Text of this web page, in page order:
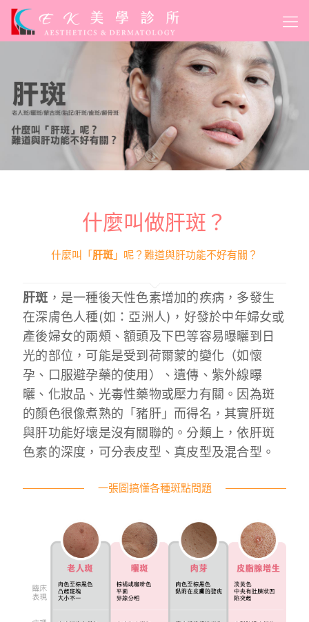
什麼叫做肝斑？
什麼叫「肝斑 」呢？難道與肝功能不好有關？
肝斑 ，是一種後天性色素增加的疾病，多發生
在深膚色人種(如：亞洲人)，好發於中年婦女或
產後婦女的兩頰、額頭及下巴等容易曝曬到日
光的部位，可能是受到荷爾蒙的變化（如懷
孕、口服避孕藥的使用）、遺傳、紫外線曝
曬、化妝品、光毒性藥物或壓力有關。因為斑
的顏色很像煮熟的「豬肝」而得名，其實肝斑
與肝功能好壞是沒有關聯的。分類上，依肝斑
色素的深度，可分表皮型、真皮型及混合型 。
一張圖搞懂各種斑點問題